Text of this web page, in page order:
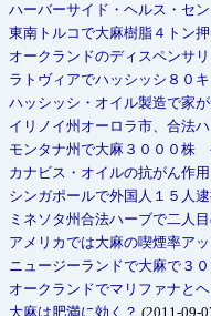
ハーバーサイド・ヘルス・セ
東南トルコで大麻樹脂４ト
オークランドのディスペンサ
ラトヴィアでハッシッシ８０
ハッシッシ・オイル製造で家
イリノイ州オーロラ市、合法
モンタナ州で大麻３０００株
カナビス・オイルの抗がん作用
シンガポールで外国人１５人
ミネソタ州合法ハーブで二人
アメリカでは大麻の喫煙率ア
ニュージーランドで大麻で３
オークランドでマリファナと
大麻は肥満に効く？ (2011-09-